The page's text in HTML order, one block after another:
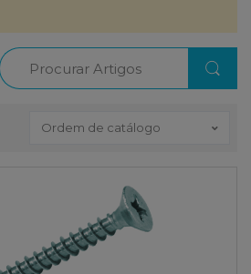
Procurar
Ordem de catálogo